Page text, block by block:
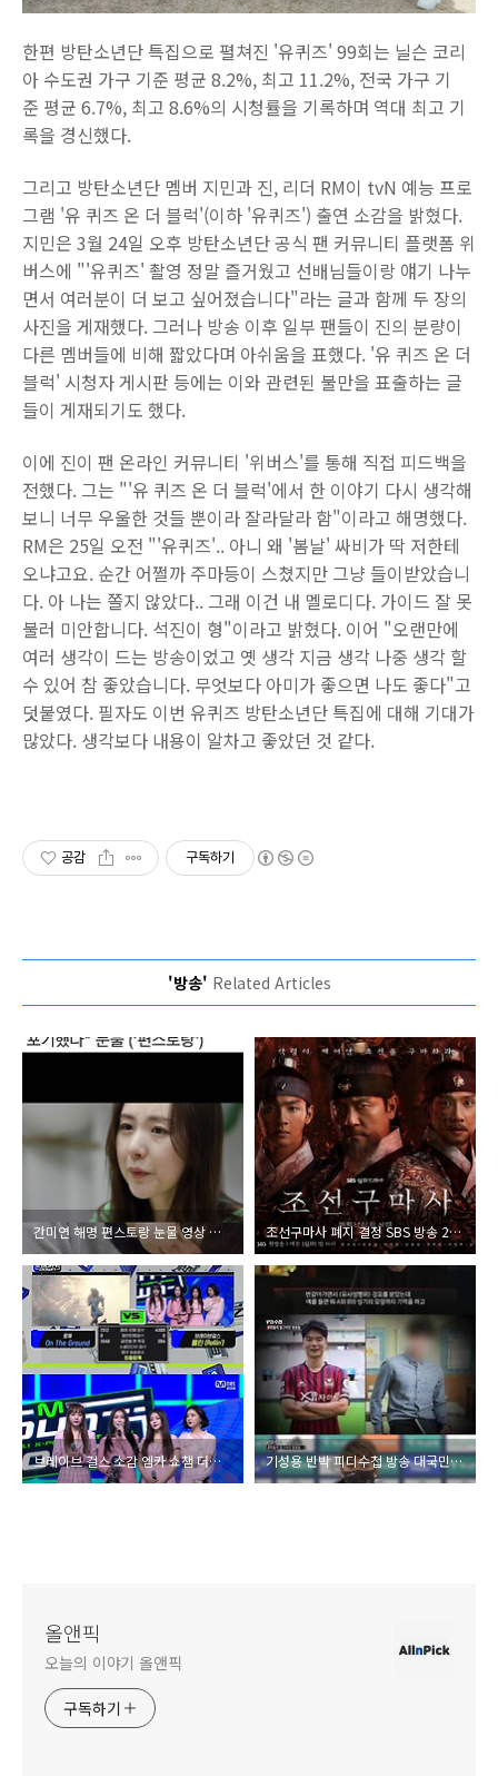
한편 방탄소년단 특집으로 펼쳐진 '유퀴즈' 99회는 닐슨 코리
아 수도권 가구 기준 평균 8.2%, 최고 11.2%, 전국 가구 기
준 평균 6.7%, 최고 8.6%의 시청률을 기록하며 역대 최고 기
록을 경신했다.
그리고 방탄소년단 멤버 지민과 진, 리더 RM이 tvN 예능 프로
그램 '유 퀴즈 온 더 블럭'(이하 '유퀴즈') 출연 소감을 밝혔다.
지민은 3월 24일 오후 방탄소년단 공식 팬 커뮤니티 플랫폼 위
버스에 "'유퀴즈' 촬영 정말 즐거웠고 선배님들이랑 얘기 나누
면서 여러분이 더 보고 싶어졌습니다"라는 글과 함께 두 장의
사진을 게재했다. 그러나 방송 이후 일부 팬들이 진의 분량이
다른 멤버들에 비해 짧았다며 아쉬움을 표했다. '유 퀴즈 온 더
블럭' 시청자 게시판 등에는 이와 관련된 불만을 표출하는 글
들이 게재되기도 했다.
이에 진이 팬 온라인 커뮤니티 '위버스'를 통해 직접 피드백을
전했다. 그는 "'유 퀴즈 온 더 블럭'에서 한 이야기 다시 생각해
보니 너무 우울한 것들 뿐이라 잘라달라 함"이라고 해명했다.
RM은 25일 오전 "'유퀴즈'.. 아니 왜 '봄날' 싸비가 딱 저한테
오냐고요. 순간 어쩔까 주마등이 스쳤지만 그냥 들이받았습니
다. 아 나는 쫄지 않았다.. 그래 이건 내 멜로디다. 가이드 잘 못
불러 미안합니다. 석진이 형"이라고 밝혔다. 이어 "오랜만에
여러 생각이 드는 방송이었고 옛 생각 지금 생각 나중 생각 할
수 있어 참 좋았습니다. 무엇보다 아미가 좋으면 나도 좋다"고
덧붙였다. 필자도 이번 유퀴즈 방탄소년단 특집에 대해 기대가
많았다. 생각보다 내용이 알차고 좋았던 것 같다.
공감 구독하기
'방송' Related Articles
간미연 해명 편스토랑 눈물 영상 남편 황바울 선물 감동 때문 내가 번돈 가족 생활비 써서 아냐 오해 소지 기사 제목 오류 지적 조선구마사 폐지 결정 SBS 방송 2회만에 종영 제작중단 해외판권 취소 배우 제작사 박계옥 작가 등 네티즌 비난 중국 동북 공정 빌미 역사 왜곡 논란 총정리
브레이브 걸스 소감 엠카 쇼챔 더쇼 롤린 1위 앵콜 무대 유퀴즈 출연 영상 총정리 기성용 반박 피디수첩 방송 대국민 사기극 '폭로자 녹취' 공개."다음 주 법적 조치"폭로자D측 "녹취 파일 악의적 왜곡 재반박
올앤픽
오늘의 이야기 올앤픽
구독하기